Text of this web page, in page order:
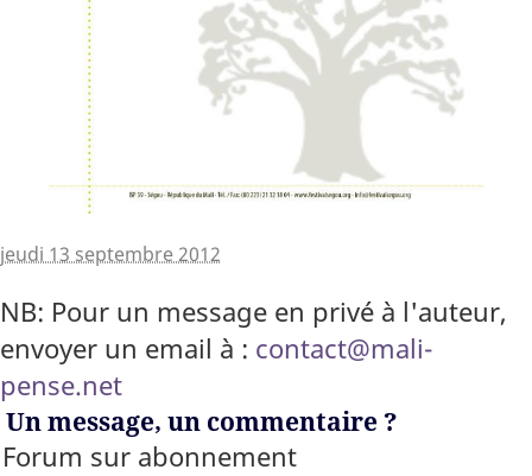
jeudi 13 septembre 2012
NB: Pour un message en privé à l'auteur,
envoyer un email à : contact@mali-
pense.net
Un message, un commentaire ?
Forum sur abonnement